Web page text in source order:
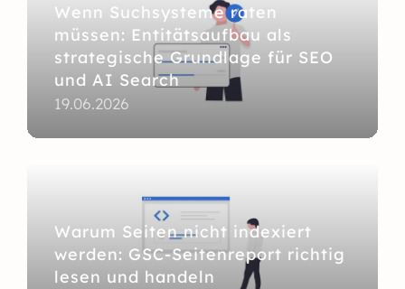
Wenn Suchsysteme raten
müssen: Entitätsaufbau als
strategische Grundlage für SEO
und AI Search
19.06.2026
Warum Seiten nicht indexiert
werden: GSC-Seitenreport richtig
lesen und handeln